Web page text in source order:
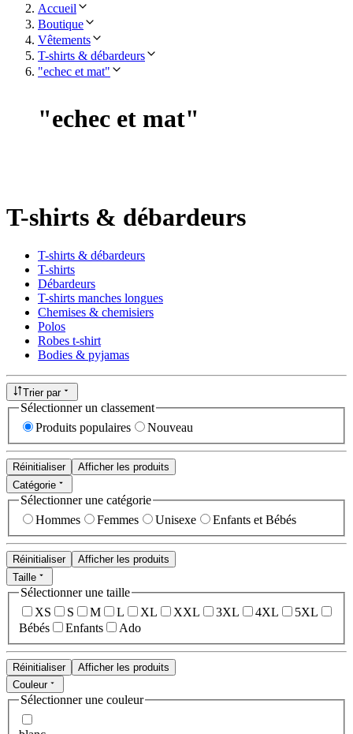
Accueil
Boutique
Vêtements
T-shirts & débardeurs
"echec et mat"
"echec et mat"
T-shirts & débardeurs
T-shirts & débardeurs
T-shirts
Débardeurs
T-shirts manches longues
Chemises & chemisiers
Polos
Robes t-shirt
Bodies & pyjamas
Trier par
Sélectionner un classement
Produits populaires
Nouveau
Réinitialiser
Afficher les produits
Catégorie
Sélectionner une catégorie
Hommes
Femmes Unisexe Enfants et Bébés
Réinitialiser
Afficher les produits
Taille
Sélectionner une taille
XS
S M L XL XXL 3XL 4XL
5XL
Bébés
Enfants Ado
Réinitialiser
Afficher les produits
Couleur
Sélectionner une couleur